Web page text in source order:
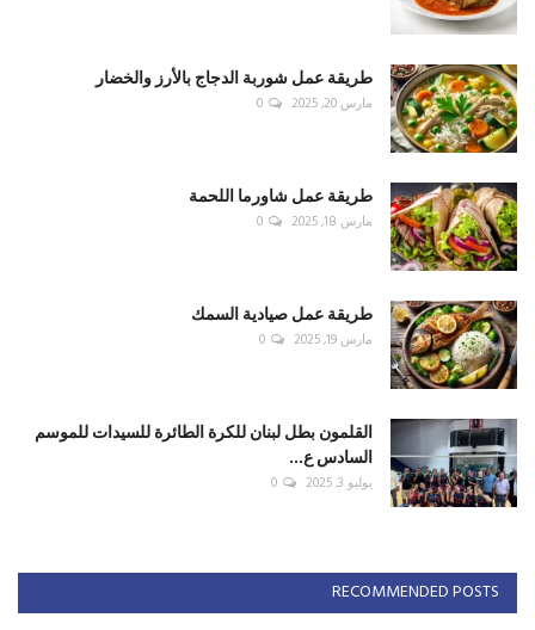
طريقة عمل شوربة الدجاج بالأرز والخضار
مارس 20, 2025 0
طريقة عمل شاورما اللحمة
مارس 18, 2025 0
طريقة عمل صيادية السمك
مارس 19, 2025 0
القلمون بطل لبنان للكرة الطائرة للسيدات للموسم
السادس ع...
يوليو 3, 2025 0
RECOMMENDED POSTS